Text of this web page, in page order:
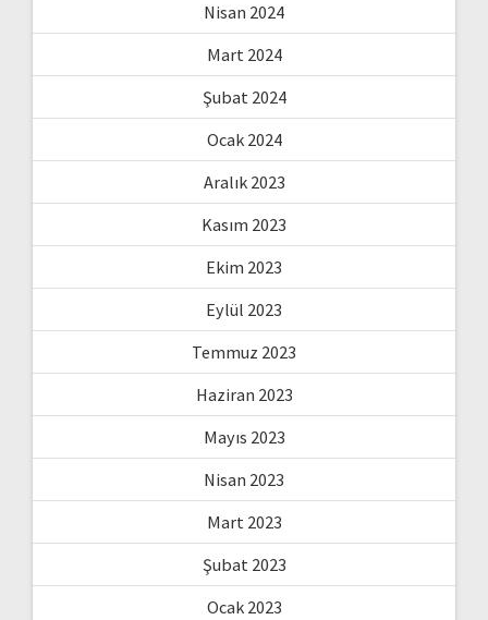
Nisan 2024
Mart 2024
Şubat 2024
Ocak 2024
Aralık 2023
Kasım 2023
Ekim 2023
Eylül 2023
Temmuz 2023
Haziran 2023
Mayıs 2023
Nisan 2023
Mart 2023
Şubat 2023
Ocak 2023